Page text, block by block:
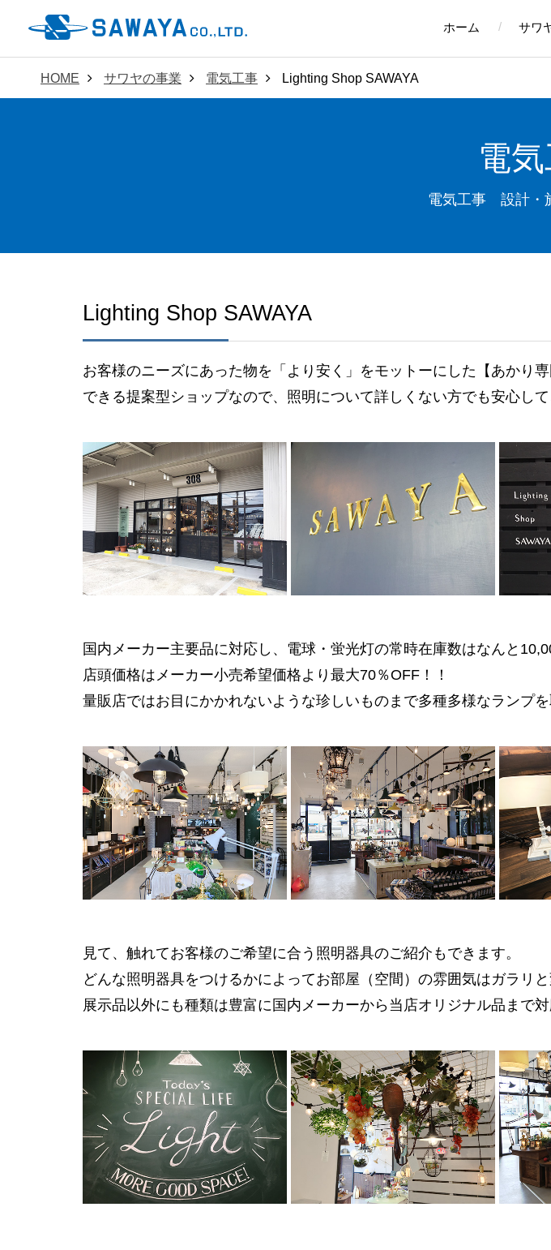
ホーム サワ
HOME サワヤの事業 電気工事 Lighting Shop SAWAYA
電
電気工事 設計・
Lighting Shop SAWAYA
お客様のニーズにあった物を「より安く」をモットーにした【あかり
できる提案型ショップなので、照明について詳しくない方でも安心して
国内メーカー主要品に対応し、電球・蛍光灯の常時在庫数はなんと
店頭価格はメーカー小売希望価格より最大70％OFF！！
量販店ではお目にかかれないような珍しいものまで多種多様なランプを
見て、触れてお客様のご希望に合う照明器具のご紹介もできます。
どんな照明器具をつけるかによってお部屋（空間）の雰囲気はガラリと
展示品以外にも種類は豊富に国内メーカーから当店オリジナル品まで対